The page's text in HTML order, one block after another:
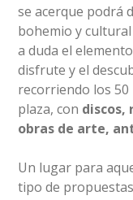
se acerque podrá
bohemio y
a duda el
disfrute y el
recorriendo los
plaza, con discos,
obras de arte,
Un lugar para
tipo de